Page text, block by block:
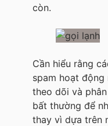
còn.
Cần hiểu rằng
spam hoạt
theo dõi và
bất thường để
thay vì dựa trên